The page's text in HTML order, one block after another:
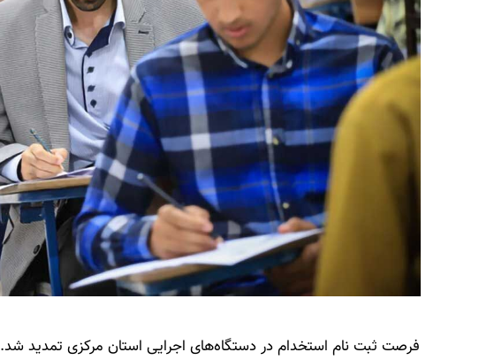
فرصت ثبت نام استخدام در دستگاه‌های اجرایی استان مرکزی تمدید شد.